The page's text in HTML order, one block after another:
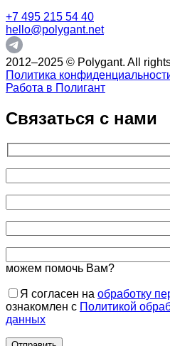
+7 495 215 54 40
hello@polygant.net
2012–2025 © Polygant. All
Политика
Работа в Полигант
Связаться с нами
можем помочь Вам?
Я согласен на обработку
ознакомлен с Политикой
данных